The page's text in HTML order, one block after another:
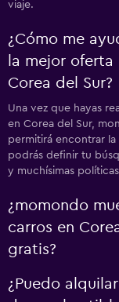
viaje.
¿Cómo me
la mejor
Corea del Sur?
Una vez que hayas
en Corea del Sur,
permitirá encontrar
podrás definir tu
y muchísimas
¿momondo
carros en
gratis?
¿Puedo